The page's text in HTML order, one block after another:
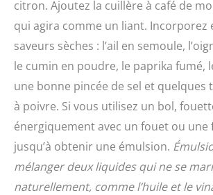
citron. Ajoutez la cuillère à café de
qui agira comme un liant. Incorporez
saveurs sèches : l’ail en semoule,
le cumin en poudre, le paprika fumé,
une bonne pincée de sel et quelques
à poivre. Si vous utilisez un bol,
énergiquement avec un fouet ou
jusqu’à obtenir une émulsion.
mélanger deux liquides qui ne se
naturellement, comme l’huile et le